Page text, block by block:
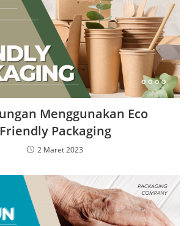
Menggunakan Eco
Friendly Packaging
2 Maret 2023